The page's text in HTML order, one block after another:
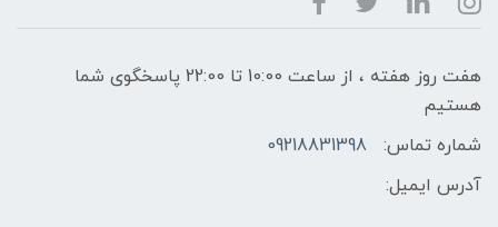
هفت روز هفته ، از ساعت 10:00 تا 22:00 پاسخگوی شما
هستیم
شماره تماس:
09218831398
آدرس ایمیل: